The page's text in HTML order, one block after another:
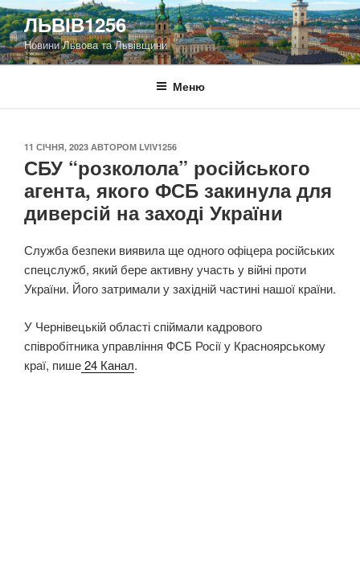
Перейти
до
вмісту
ЛЬВІВ1256
Новини Львова та Львівщини
Меню
ОПУБЛІКОВАНО
11 СІЧНЯ, 2023 АВТОРОМ LVIV1256
СБУ “розколола” російського
агента, якого ФСБ закинула для
диверсій на заході України
Служба безпеки виявила ще одного офіцера російських
спецслужб, який бере активну участь у війні проти
України. Його затримали у західній частині нашої країни.
У Чернівецькій області спіймали кадрового
співробітника управління ФСБ Росії у Красноярському
краї, пише24 Канал.